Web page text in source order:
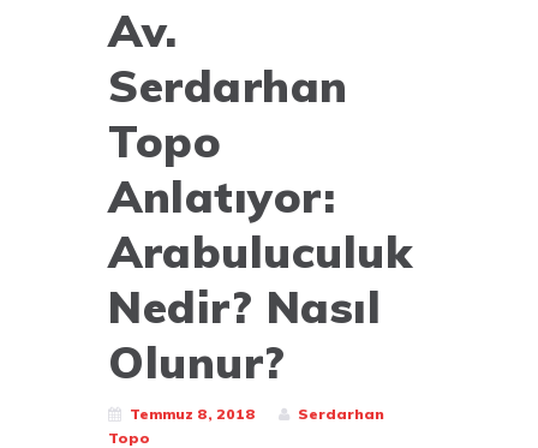
Av.
Serdarhan
Topo
Anlatıyor:
Arabuluculuk
Nedir? Nasıl
Olunur?
Temmuz 8, 2018
Serdarhan
Topo